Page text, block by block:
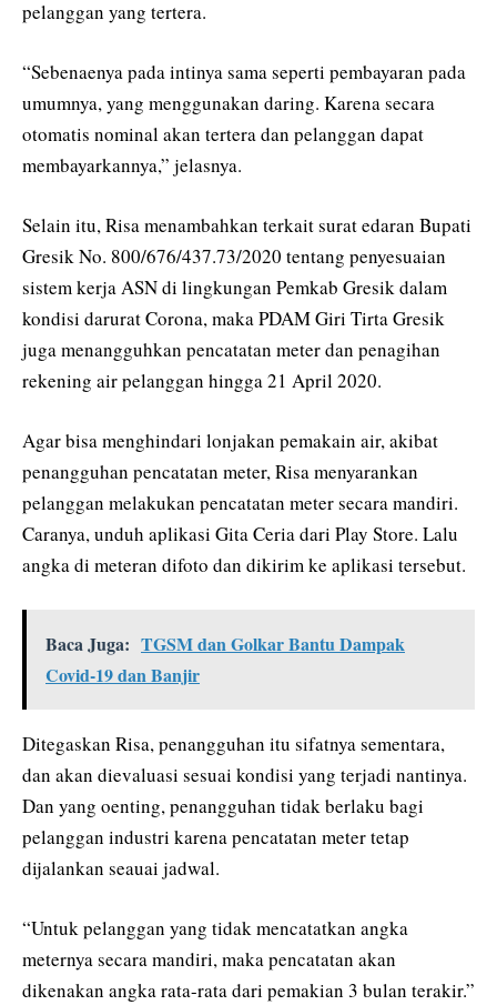
pelanggan yang tertera.
“Sebenaenya pada intinya sama seperti pembayaran pada
umumnya, yang menggunakan daring. Karena secara
otomatis nominal akan tertera dan pelanggan dapat
membayarkannya,” jelasnya.
Selain itu, Risa menambahkan terkait surat edaran Bupati
Gresik No. 800/676/437.73/2020 tentang penyesuaian
sistem kerja ASN di lingkungan Pemkab Gresik dalam
kondisi darurat Corona, maka PDAM Giri Tirta Gresik
juga menangguhkan pencatatan meter dan penagihan
rekening air pelanggan hingga 21 April 2020.
Agar bisa menghindari lonjakan pemakain air, akibat
penangguhan pencatatan meter, Risa menyarankan
pelanggan melakukan pencatatan meter secara mandiri.
Caranya, unduh aplikasi Gita Ceria dari Play Store. Lalu
angka di meteran difoto dan dikirim ke aplikasi tersebut.
Baca Juga: TGSM dan Golkar Bantu Dampak
Covid-19 dan Banjir
Ditegaskan Risa, penangguhan itu sifatnya sementara,
dan akan dievaluasi sesuai kondisi yang terjadi nantinya.
Dan yang oenting, penangguhan tidak berlaku bagi
pelanggan industri karena pencatatan meter tetap
dijalankan seauai jadwal.
“Untuk pelanggan yang tidak mencatatkan angka
meternya secara mandiri, maka pencatatan akan
dikenakan angka rata-rata dari pemakian 3 bulan terakir.”